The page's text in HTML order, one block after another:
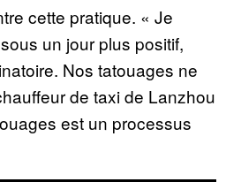
cette pratique. « Je
un jour plus positif,
Nos tatouages ne
de taxi de Lanzhou
est un processus